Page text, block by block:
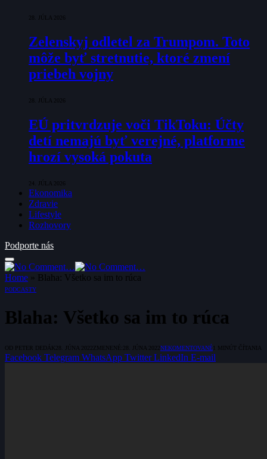
28. JÚLA 2026
Zelenskyj odletel za Trumpom. Toto
môže byť stretnutie, ktoré zmení
priebeh vojny
28. JÚLA 2026
EÚ pritvrdzuje voči TikToku: Účty
detí nemajú byť verejné, platforme
hrozí vysoká pokuta
24. JÚLA 2026
Ekonomika
Zdravie
Lifestyle
Rozhovory
Podporte nás
Home » Blaha: Všetko sa im to rúca
PODCASTY
Blaha: Všetko sa im to rúca
OD PETER DEDÁK 28. JÚNA 2022 ZMENENÉ: 28. JÚNA 2022 NEKOMENTOVANÉ1 MINÚT ČÍTANIA
Facebook Telegram WhatsApp Twitter LinkedIn E-mail